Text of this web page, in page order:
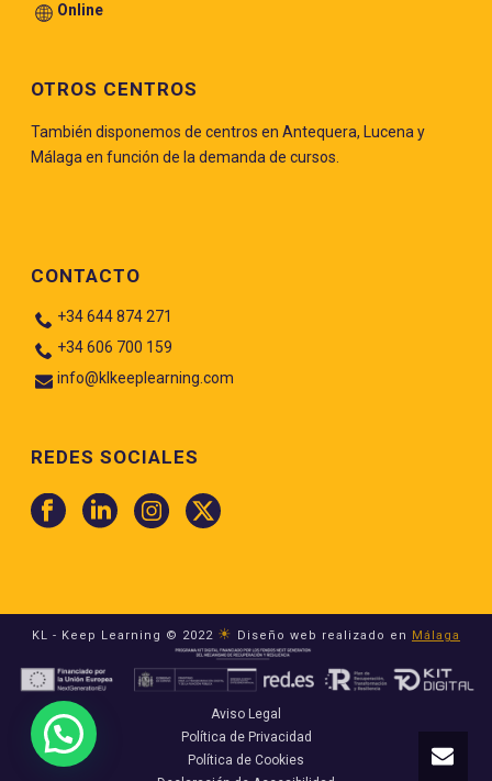
Online
OTROS CENTROS
También disponemos de centros en Antequera, Lucena y
Málaga en función de la demanda de cursos.
CONTACTO
+34 644 874 271
+34 606 700 159
info@klkeeplearning.com
REDES SOCIALES
KL - Keep Learning © 2022 ☀ Diseño web realizado en Málaga
Aviso Legal
Política de Privacidad
Política de Cookies